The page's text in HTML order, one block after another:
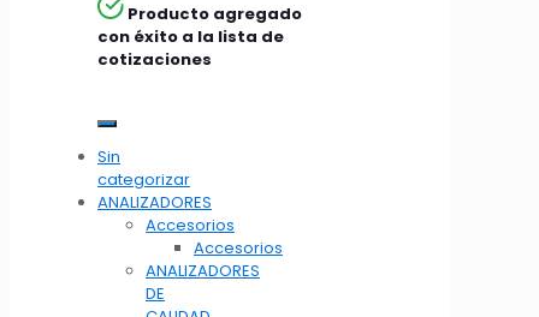
Producto agregado
con éxito a la lista de
cotizaciones
Sin
categorizar
ANALIZADORES
Accesorios
Accesorios
ANALIZADORES
DE